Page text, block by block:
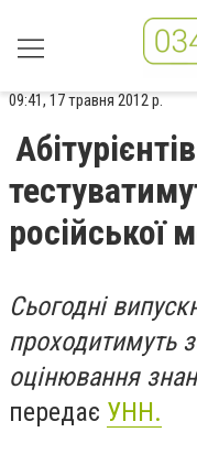
09:41, 17 травня 2012 р.
російської
Сьогодні
проходитимуть
оцінювання
передає УНН.